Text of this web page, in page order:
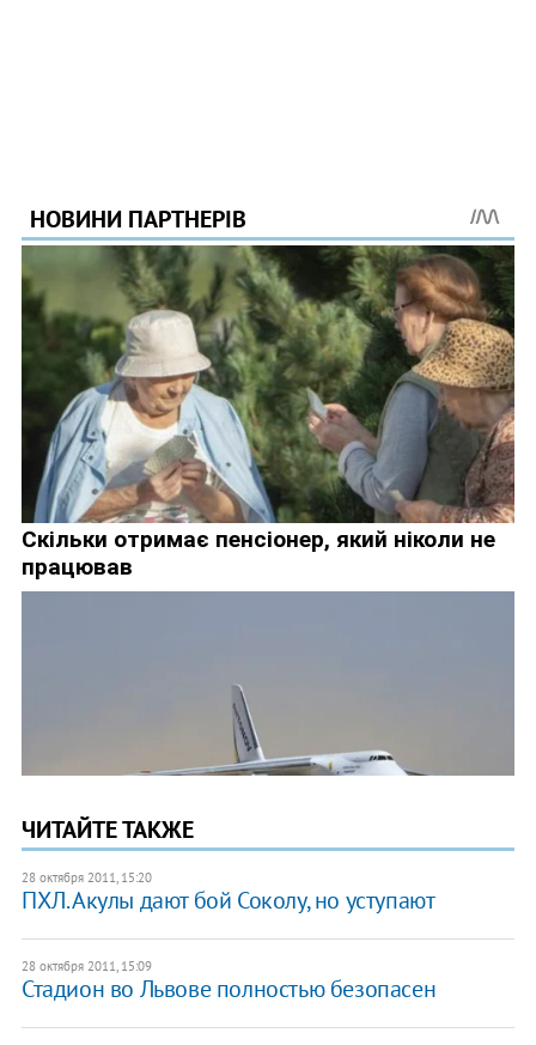
ЧИТАЙТЕ ТАКЖЕ
28 октября 2011, 15:20
ПХЛ. Акулы дают бой Соколу, но уступают
28 октября 2011, 15:09
Стадион во Львове полностью безопасен